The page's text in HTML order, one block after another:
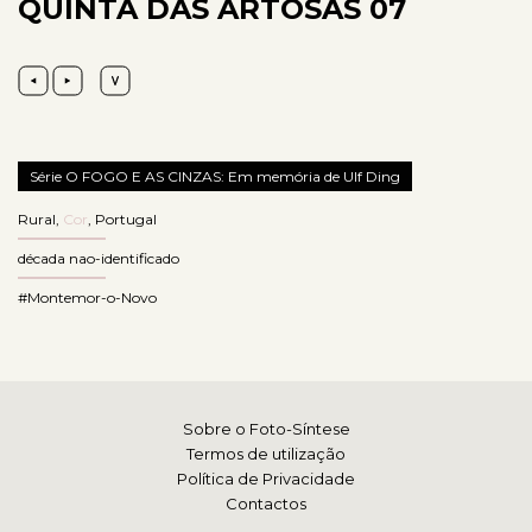
QUINTA DAS ARTOSAS 07
Série O FOGO E AS CINZAS: Em memória de Ulf Ding
Rural Cor Portugal
década nao-identificado
#Montemor-o-Novo
Sobre o Foto-Síntese
Termos de utilização
Política de Privacidade
Contactos